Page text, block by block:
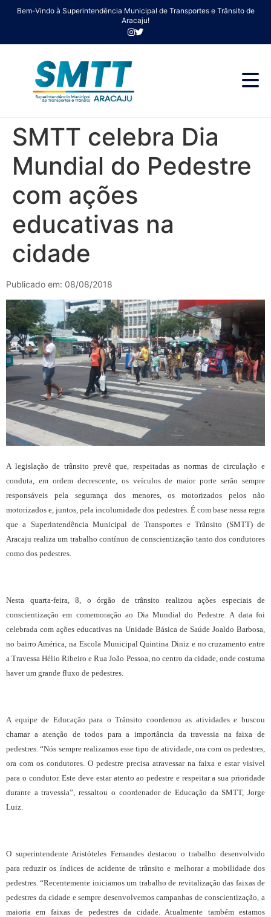
Bem-Vindo à Superintendência Municipal de Transportes e Trânsito de
Aracaju!
SMTT celebra Dia
Mundial do Pedestre
com ações
educativas na
cidade
Publicado em: 08/08/2018
A legislação de trânsito prevê que, respeitadas as normas de circulação e
conduta, em ordem decrescente, os veículos de maior porte serão sempre
responsáveis pela segurança dos menores, os motorizados pelos não
motorizados e, juntos, pela incolumidade dos pedestres. É com base nessa regra
que a Superintendência Municipal de Transportes e Trânsito (SMTT) de
Aracaju realiza um trabalho contínuo de conscientização tanto dos condutores
como dos pedestres.
Nesta quarta-feira, 8, o órgão de trânsito realizou ações especiais de
conscientização em comemoração ao Dia Mundial do Pedestre. A data foi
celebrada com ações educativas na Unidade Básica de Saúde Joaldo Barbosa,
no bairro América, na Escola Municipal Quintina Diniz e no cruzamento entre
a Travessa Hélio Ribeiro e Rua João Pessoa, no centro da cidade, onde costuma
haver um grande fluxo de pedestres.
A equipe de Educação para o Trânsito coordenou as atividades e buscou
chamar a atenção de todos para a importância da travessia na faixa de
pedestres. “Nós sempre realizamos esse tipo de atividade, ora com os pedestres,
ora com os condutores. O pedestre precisa atravessar na faixa e estar visível
para o condutor. Este deve estar atento ao pedestre e respeitar a sua prioridade
durante a travessia”, ressaltou o coordenador de Educação da SMTT, Jorge
Luiz.
O superintendente Aristóteles Fernandes destacou o trabalho desenvolvido
para reduzir os índices de acidente de trânsito e melhorar a mobilidade dos
pedestres. “Recentemente iniciamos um trabalho de revitalização das faixas de
pedestres da cidade e sempre desenvolvemos campanhas de conscientização, a
maioria em faixas de pedestres da cidade. Atualmente também estamos